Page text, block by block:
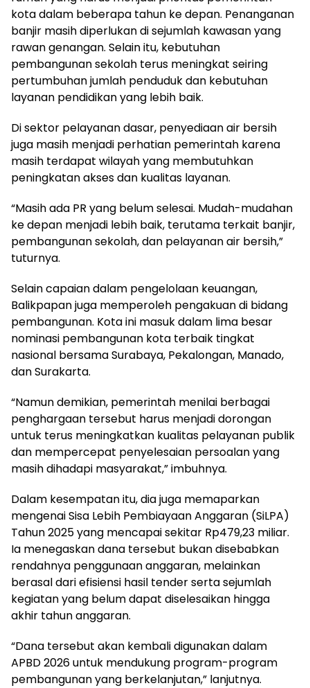
kota dalam beberapa tahun ke depan. Penanganan
banjir masih diperlukan di sejumlah kawasan yang
rawan genangan. Selain itu, kebutuhan
pembangunan sekolah terus meningkat seiring
pertumbuhan jumlah penduduk dan kebutuhan
layanan pendidikan yang lebih baik.
Di sektor pelayanan dasar, penyediaan air bersih
juga masih menjadi perhatian pemerintah karena
masih terdapat wilayah yang membutuhkan
peningkatan akses dan kualitas layanan.
“Masih ada PR yang belum selesai. Mudah-mudahan
ke depan menjadi lebih baik, terutama terkait banjir,
pembangunan sekolah, dan pelayanan air bersih,”
tuturnya.
Selain capaian dalam pengelolaan keuangan,
Balikpapan juga memperoleh pengakuan di bidang
pembangunan. Kota ini masuk dalam lima besar
nominasi pembangunan kota terbaik tingkat
nasional bersama Surabaya, Pekalongan, Manado,
dan Surakarta.
“Namun demikian, pemerintah menilai berbagai
penghargaan tersebut harus menjadi dorongan
untuk terus meningkatkan kualitas pelayanan publik
dan mempercepat penyelesaian persoalan yang
masih dihadapi masyarakat,” imbuhnya.
Dalam kesempatan itu, dia juga memaparkan
mengenai Sisa Lebih Pembiayaan Anggaran (SiLPA)
Tahun 2025 yang mencapai sekitar Rp479,23 miliar.
Ia menegaskan dana tersebut bukan disebabkan
rendahnya penggunaan anggaran, melainkan
berasal dari efisiensi hasil tender serta sejumlah
kegiatan yang belum dapat diselesaikan hingga
akhir tahun anggaran.
“Dana tersebut akan kembali digunakan dalam
APBD 2026 untuk mendukung program-program
pembangunan yang berkelanjutan,” lanjutnya.